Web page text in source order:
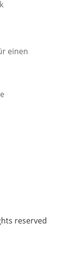
einen
reserved
und Erfahrungen zu